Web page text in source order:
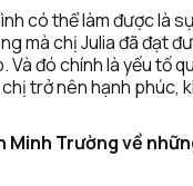
có thể làm được là
mà chị Julia đã đạt
Và đó chính là yếu tố
trở nên hạnh phúc,
Minh Trường về